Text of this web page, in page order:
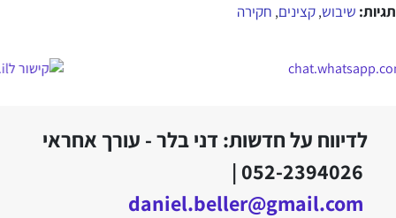
תגיות: שיבוש,קצינים, חקירה
לדיווח על חדשות: דני בלר - עורך אחראי
052-2394026 |
daniel.beller@gmail.com